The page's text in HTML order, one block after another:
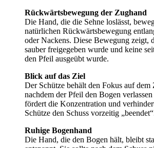
Rückwärtsbewegung der Zughand
Die Hand, die die Sehne loslässt,
natürlichen Rückwärtsbewegung
oder Nackens. Diese Bewegung zeigt,
sauber freigegeben wurde und keine
den Pfeil ausgeübt wurde.
Blick auf das Ziel
Der Schütze behält den Fokus auf dem
nachdem der Pfeil den Bogen
fördert die Konzentration und
Schütze den Schuss vorzeitig
Ruhige Bogenhand
Die Hand, die den Bogen hält, bleibt